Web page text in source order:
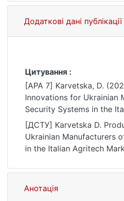
Додаткові дані публікації
Цитування :
[APA 7] Karvetska, D.
Innovations for Ukrainian
Security Systems in the
Market [Master's thesis,
національний
Шевченка]. eKNUTSHIR.
https://ir.library.knu.ua/
39
[ДСТУ] Karvetska D.
Ukrainian Manufacturers
in the Italian Agritech
Маркетинг. Kyiv, 2022.
https://ir.library.knu.ua/
39 (date of access:
Анотація